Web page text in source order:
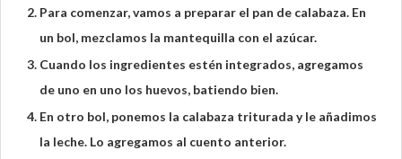
Para comenzar, vamos a preparar el pan de calabaza. En
un bol, mezclamos la mantequilla con el azúcar.
Cuando los ingredientes estén integrados, agregamos
de uno en uno los huevos, batiendo bien.
En otro bol, ponemos la calabaza triturada y le añadimos
la leche. Lo agregamos al cuento anterior.